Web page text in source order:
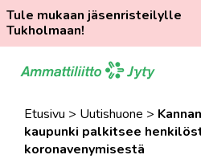
Tule mukaan jäsenristeilylle
Tukholmaan!
suoraan
Etusivu > Uutishuone >
kaupunki palkitsee
koronavenymisestä